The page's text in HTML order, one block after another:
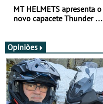
MT HELMETS apresenta o
novo capacete Thunder 4 R
Opiniões